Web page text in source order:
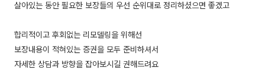
살아있는 동안 필요한 보장들의 우선 순위대로 정리하셨으면 좋겠고
합리적이고 후회없는 리모델링을 위해선
보장내용이 적혀있는 증권을 모두 준비하셔서
자세한 상담과 방향을 잡아보시길 권해드려요